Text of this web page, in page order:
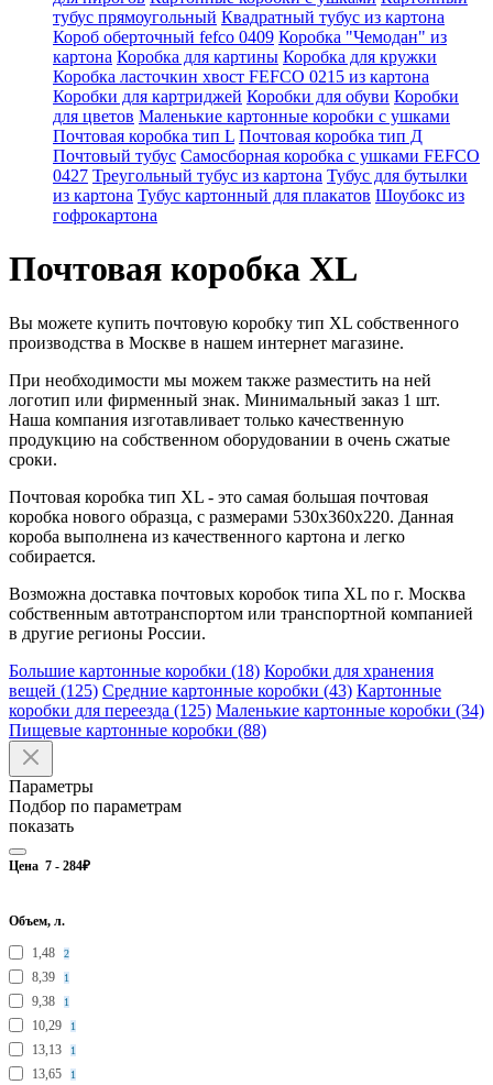
тубус прямоугольный Квадратный тубус из картона
Короб оберточный fefco 0409 Коробка "Чемодан" из
картона Коробка для картины Коробка для кружки
Коробка ласточкин хвост FEFCO 0215 из картона
Коробки для картриджей Коробки для обуви Коробки
для цветов Маленькие картонные коробки с ушками
Почтовая коробка тип L Почтовая коробка тип Д
Почтовый тубус Самосборная коробка с ушками FEFCO
0427 Треугольный тубус из картона Тубус для бутылки
из картона Тубус картонный для плакатов Шоубокс из
гофрокартона
Почтовая коробка XL
Вы можете купить почтовую коробку тип XL собственного
производства в Москве в нашем интернет магазине.
При необходимости мы можем также разместить на ней
логотип или фирменный знак. Минимальный заказ 1 шт.
Наша компания изготавливает только качественную
продукцию на собственном оборудовании в очень сжатые
сроки.
Почтовая коробка тип XL - это самая большая почтовая
коробка нового образца, с размерами 530x360x220. Данная
короба выполнена из качественного картона и легко
собирается.
Возможна доставка почтовых коробок типа XL по г. Москва
собственным автотранспортом или транспортной компанией
в другие регионы России.
Большие картонные коробки (18) Коробки для хранения
вещей (125) Средние картонные коробки (43) Картонные
коробки для переезда (125) Маленькие картонные коробки (34)
Пищевые картонные коробки (88)
Параметры
Подбор по параметрам
показать
Цена 7 - 284₽
Объем, л.
1,48 2
8,39 1
9,38 1
10,29 1
13,13 1
13,65 1